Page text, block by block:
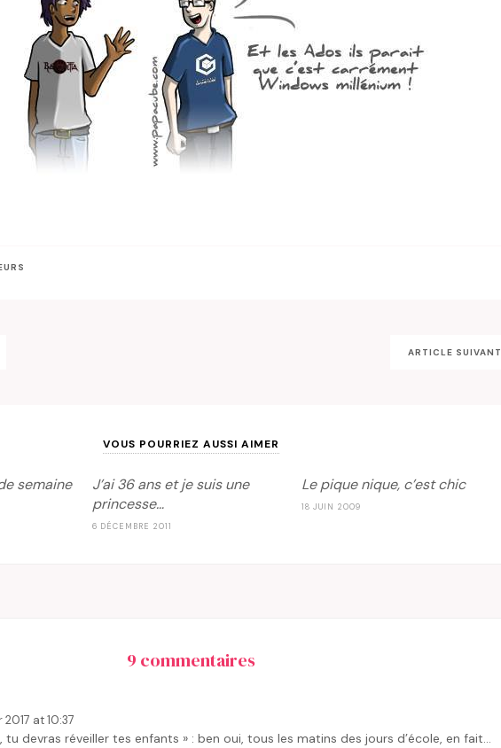
ARTICLE SUIVANT
VOUS POURRIEZ AUSSI AIMER
semaine
J’ai 36 ans et je suis une
princesse…
6 DÉCEMBRE 2011
Le pique nique, c’est chic
18 JUIN 2009
9 commentaires
at 10:37
tu devras réveiller tes enfants » : ben oui, tous les matins des jours d’école, en fait…